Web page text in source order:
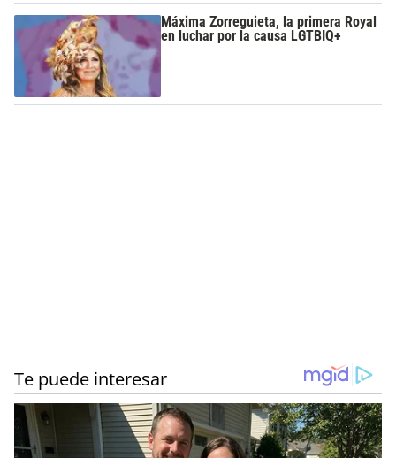
Máxima Zorreguieta, la primera Royal
en luchar por la causa LGTBIQ+